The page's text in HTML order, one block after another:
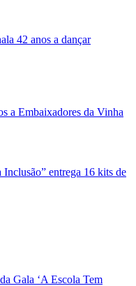
42 anos a dançar
a Embaixadores da Vinha
Inclusão” entrega 16 kits de
Gala ‘A Escola Tem